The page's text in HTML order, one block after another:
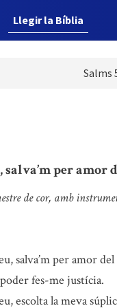
Llegir la Bíblia
Salms
salva’m per amor
de cor, amb
salva’m per amor
fes-me justícia.
escolta la meva